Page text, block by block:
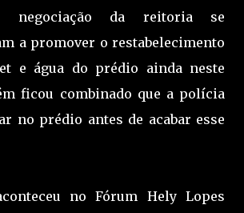
negociação da reitoria se
a promover o restabelecimento
e água do prédio ainda neste
ficou combinado que a polícia
no prédio antes de acabar esse
no Fórum Hely Lopes